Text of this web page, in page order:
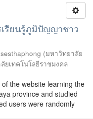
รียนรู้ภูมิปัญญาชาว
(มหาวิทยาลัย
ยเทคโนโลยีราชมงคล
the website learning the
province and studied
users were randomly